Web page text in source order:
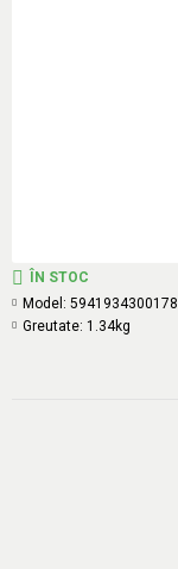
ÎN STOC
Model: 5941934300178
Greutate: 1.34kg